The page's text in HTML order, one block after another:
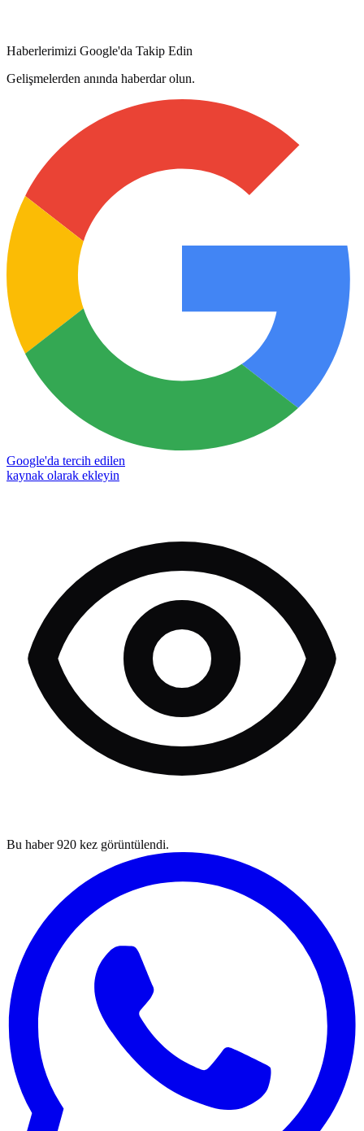
Haberlerimizi Google'da Takip Edin
Gelişmelerden anında haberdar olun.
Google'da tercih edilen
kaynak olarak ekleyin
Bu haber920 kez görüntülendi.